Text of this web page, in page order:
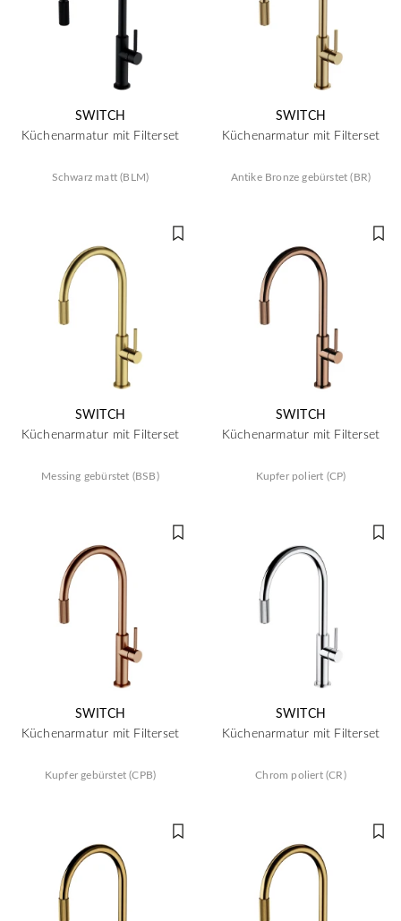
SWITCH
Küchenarmatur mit Filterset
Schwarz matt (BLM)
SWITCH
Küchenarmatur mit Filterset
Antike Bronze gebürstet (BR)
SWITCH
Küchenarmatur mit Filterset
Messing gebürstet (BSB)
SWITCH
Küchenarmatur mit Filterset
Kupfer poliert (CP)
SWITCH
Küchenarmatur mit Filterset
Kupfer gebürstet (CPB)
SWITCH
Küchenarmatur mit Filterset
Chrom poliert (CR)